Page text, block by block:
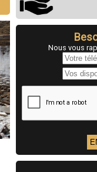
Nous vous